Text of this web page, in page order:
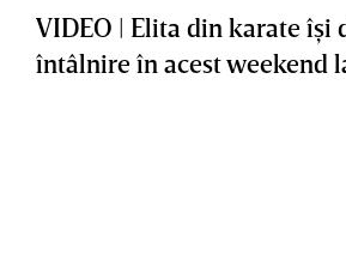
VIDEO | Elita din karate îşi
întâlnire în acest weekend